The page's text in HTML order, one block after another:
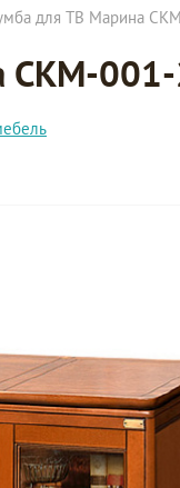
для ТВ Марина
СКМ-